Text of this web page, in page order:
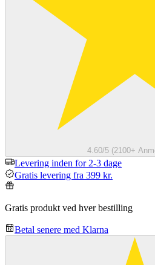
4.60/5 (2100+
Levering inden for 2-3 dage
Gratis levering fra 399 kr.
Gratis produkt ved hver bestilling
Betal senere med Klarna